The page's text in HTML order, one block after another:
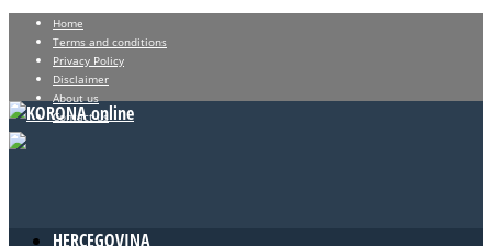
Home
Terms and conditions
Privacy Policy
Disclaimer
About us
Contact us
HERCEGOVINA